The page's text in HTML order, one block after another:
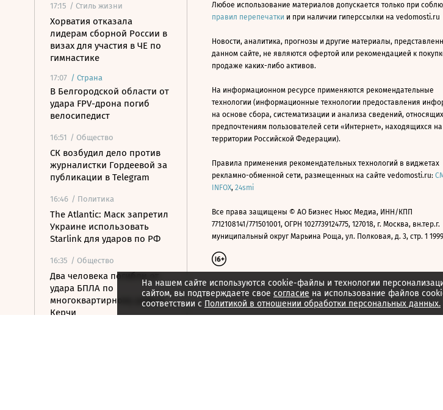
17:15 / Стиль жизни
Хорватия отказала
лидерам сборной России в
визах для участия в ЧЕ по
гимнастике
17:07 / Страна
В Белгородской области от
удара FPV-дрона погиб
велосипедист
16:51 / Общество
СК возбудил дело против
журналистки Гордеевой за
публикации в Telegram
16:46 / Политика
The Atlantic: Маск запретил
Украине использовать
Starlink для ударов по РФ
16:35 / Общество
Два человека погибли от
удара БПЛА по
многоквартирному дому в
Керчи
На нашем сайте используются cookie-файлы и технологии
сайтом, вы подтверждаете свое согласие на использование файлов
соответствии с Политикой в отношении обработки персональных данных.
Любое использование материалов допускается только при
правил перепечатки и при наличии гиперссылки на vedomosti.ru
Новости, аналитика, прогнозы и другие материалы,
данном сайте, не являются офертой или рекомендацией к
продаже каких-либо активов.
На информационном ресурсе применяются рекомендательные
технологии (информационные технологии предоставления
на основе сбора, систематизации и анализа сведений,
предпочтениям пользователей сети «Интернет», находящихся на
территории Российской Федерации).
Правила применения рекомендательных технологий в виджетах
рекламно-обменной сети, размещенных на сайте vedomosti.ru:
INFOX, 24smi
Все права защищены © АО Бизнес Ньюс Медиа, ИНН/КПП
7712108141/771501001, ОГРН 1027739124775, 127018, г. Москва, вн.тер.г.
муниципальный округ Марьина Роща, ул. Полковая, д. 3, стр. 1